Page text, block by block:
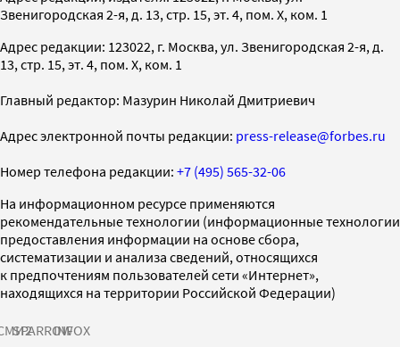
Звенигородская 2-я, д. 13, стр. 15, эт. 4, пом. X, ком. 1
Адрес редакции: 123022, г. Москва, ул. Звенигородская 2-я, д.
13, стр. 15, эт. 4, пом. X, ком. 1
Главный редактор: Мазурин Николай Дмитриевич
Адрес электронной почты редакции: press-release@forbes.ru
Номер телефона редакции: +7 (495) 565-32-06
На информационном ресурсе применяются
рекомендательные технологии (информационные технологии
предоставления информации на основе сбора,
систематизации и анализа сведений, относящихся
к предпочтениям пользователей сети «Интернет»,
находящихся на территории Российской Федерации)
SPARROWINFOX